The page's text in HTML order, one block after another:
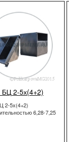
БЦ 2-5х(4+2)
2-5х(4+2)
6,28-7,25